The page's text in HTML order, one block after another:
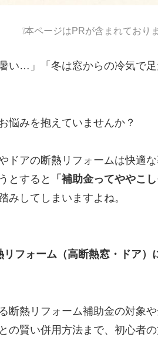
❕本ページはPRが含まれており
い…」「冬は窓からの冷気で
悩みを抱えていませんか？
ドアの断熱リフォームは快適な
とすると
「補助金ってややこ
みしてしまいますよね。
リフォーム（高断熱窓・ドア）
断熱リフォーム補助金の対象
の賢い併用方法まで、初心者